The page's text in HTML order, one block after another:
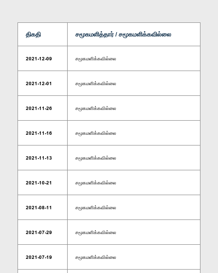
திகதி சமூகமளித்தார் / சமூகமளிக்கவில்லை
2021-12-09 சமூகமளிக்கவில்லை
2021-12-01 சமூகமளிக்கவில்லை
2021-11-26 சமூகமளிக்கவில்லை
2021-11-16 சமூகமளிக்கவில்லை
2021-11-13 சமூகமளிக்கவில்லை
2021-10-21 சமூகமளிக்கவில்லை
2021-08-11 சமூகமளிக்கவில்லை
2021-07-29 சமூகமளிக்கவில்லை
2021-07-19 சமூகமளிக்கவில்லை